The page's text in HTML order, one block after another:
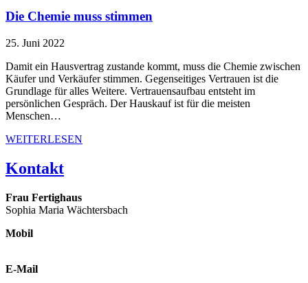
Die Chemie muss stimmen
25. Juni 2022
Damit ein Hausvertrag zustande kommt, muss die Chemie zwischen
Käufer und Verkäufer stimmen. Gegenseitiges Vertrauen ist die
Grundlage für alles Weitere. Vertrauensaufbau entsteht im
persönlichen Gespräch. Der Hauskauf ist für die meisten
Menschen…
WEITERLESEN
Kontakt
Frau Fertighaus
Sophia Maria Wächtersbach
Mobil
E-Mail